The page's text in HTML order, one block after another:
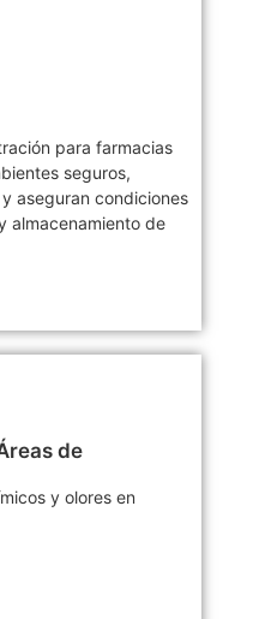
para farmacias
seguros,
aseguran condiciones
almacenamiento de
de
y olores en